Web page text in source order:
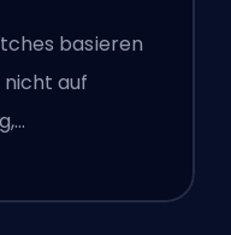
basieren
auf